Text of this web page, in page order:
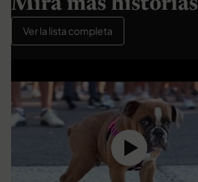
Ver la lista completa